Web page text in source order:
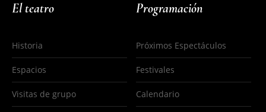
El teatro
Historia
Espacios
Visitas de grupo
Programación
Próximos Espectáculos
Festivales
Calendario